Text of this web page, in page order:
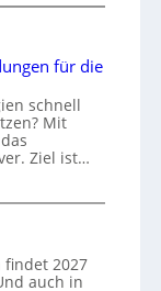
für die
schnell
Mit
Ziel ist…
findet 2027
auch in